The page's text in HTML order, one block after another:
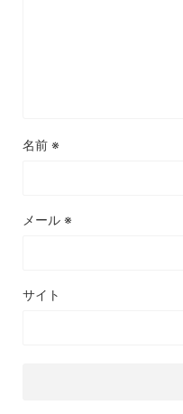
名前 ※
メール ※
サイト